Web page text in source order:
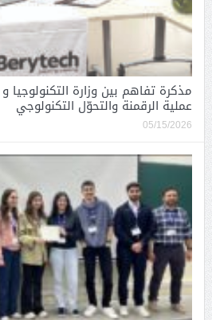
عملية الرقمنة والتحوّل التكنولوجي
05/15/2026